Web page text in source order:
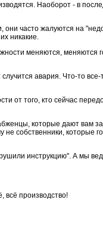
Наоборот - в
они часто жалуются на
никакие.
меняются, меняются
авария. Что-то все-
от того, кто сейчас
которые дают вам
собственники, которые
инструкцию". А мы
всё производство!